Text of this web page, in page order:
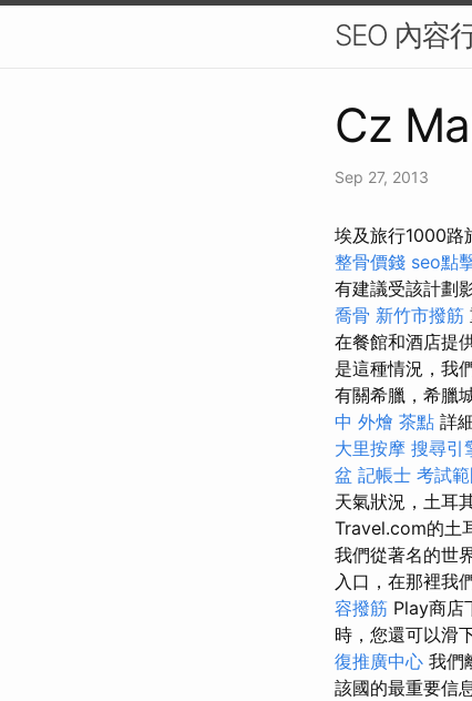
SEO 內容
Cz
Sep 27, 2013
埃及旅行1000路
整骨價錢 seo點
有建議受該計劃
喬骨 新竹市撥筋
在餐館和酒店提
是這種情況，我
有關希臘，希臘
中 外燴 茶點 詳
大里按摩 搜尋引
盆 記帳士 考試
天氣狀況，土耳
Travel.com的土
我們從著名的世
入口，在那裡我
容撥筋 Play商店
時，您還可以滑
復推廣中心 我們
該國的最重要信